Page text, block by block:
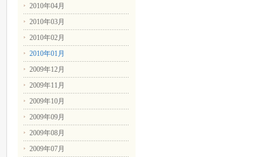
2010年04月
2010年03月
2010年02月
2010年01月
2009年12月
2009年11月
2009年10月
2009年09月
2009年08月
2009年07月